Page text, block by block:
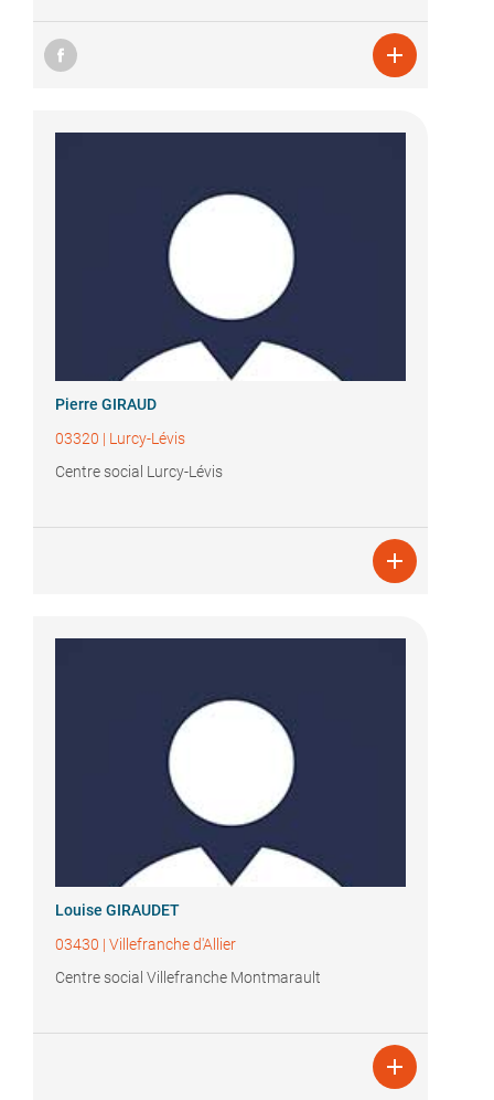

Pierre GIRAUD
03320 | Lurcy-Lévis
Centre social Lurcy-Lévis

Louise GIRAUDET
03430 | Villefranche d'Allier
Centre social Villefranche Montmarault
